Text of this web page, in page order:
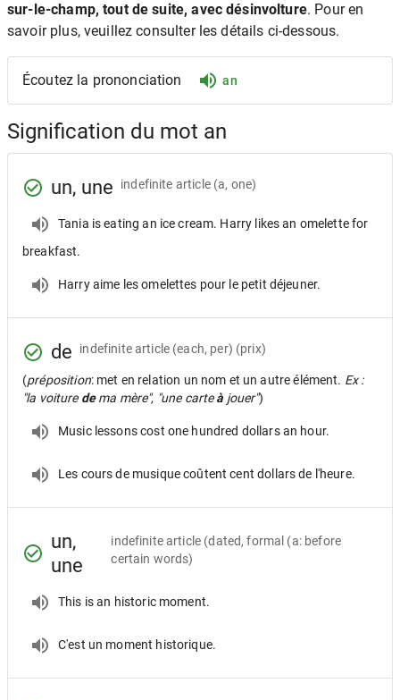
sur-le-champ, tout de suite, avec désinvolture. Pour en
savoir plus, veuillez consulter les détails ci-dessous.
Écoutez la prononciation an
Signification du mot an
un, une indefinite article (a, one)
Tania is eating an ice cream. Harry likes an omelette for
breakfast.
Harry aime les omelettes pour le petit déjeuner.
de indefinite article (each, per) (prix)
(préposition: met en relation un nom et un autre élément. Ex :
"la voiture dema mère", "une carteà jouer")
Music lessons cost one hundred dollars an hour.
Les cours de musique coûtent cent dollars de l'heure.
un,
une
indefinite article (dated, formal (a: before
certain words)
This is an historic moment.
C'est un moment historique.